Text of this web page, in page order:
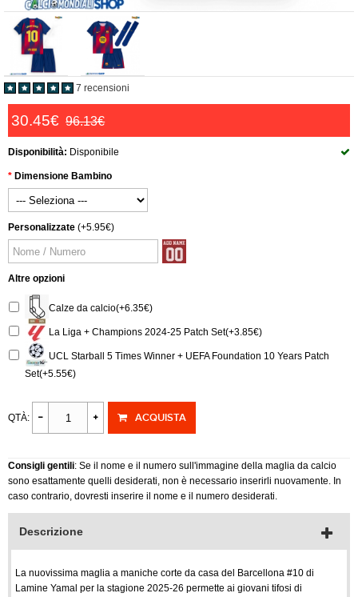
7 recensioni
30.45€ 96.13€
Disponibilità: Disponibile
Dimensione Bambino
Personalizzate (+5.95€)
Altre opzioni
Calze da calcio(+6.35€)
La Liga + Champions 2024-25 Patch Set(+3.85€)
UCL Starball 5 Times Winner + UEFA Foundation 10 Years Patch
Set(+5.55€)
QTÀ: ACQUISTA
Consigli gentili: Se il nome e il numero sull'immagine della maglia da calcio
sono esattamente quelli desiderati, non è necessario inserirli nuovamente. In
caso contrario, dovresti inserire il nome e il numero desiderati.
Descrizione
La nuovissima maglia a maniche corte da casa del Barcellona #10 di
Lamine Yamal per la stagione 2025-26 permette ai giovani tifosi di